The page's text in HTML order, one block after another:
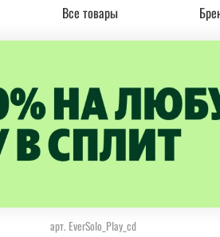
Все товары
арт. EverSolo_Play_cd